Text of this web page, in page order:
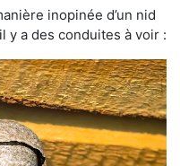
inopinée d’un nid
y a des conduites à voir :